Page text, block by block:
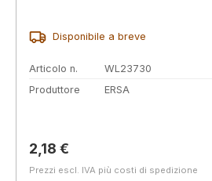
Disponibile a breve
Articolo n.
WL23730
Produttore
ERSA
Prezzo normale:
2,18 €
Prezzi escl. IVA più costi di spedizione